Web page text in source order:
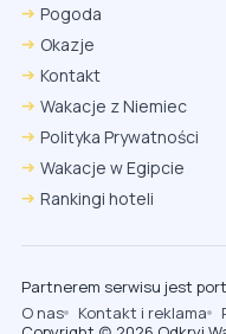
Pogoda
Okazje
Kontakt
Wakacje z Niemiec
Polityka Prywatności
Wakacje w Egipcie
Rankingi hoteli
Partnerem serwisu jest
O nas
Kontakt i reklama